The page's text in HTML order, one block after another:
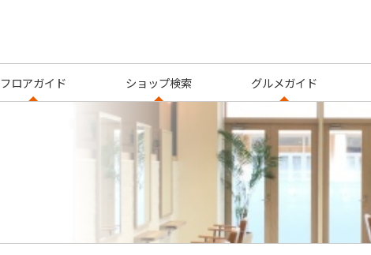
フロアガイド ショップ検索 グルメガイド